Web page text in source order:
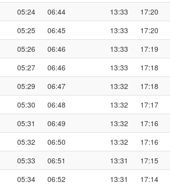
05:24 06:44 13:33 17:20
05:25 06:45 13:33 17:20
05:26 06:46 13:33 17:19
05:27 06:46 13:33 17:18
05:29 06:47 13:32 17:18
05:30 06:48 13:32 17:17
05:31 06:49 13:32 17:16
05:32 06:50 13:32 17:16
05:33 06:51 13:31 17:15
05:34 06:52 13:31 17:14